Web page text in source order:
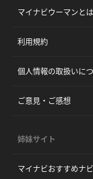
マイナビウーマンとは
利用規約
個人情報の取扱いに
ご意見・ご感想
姉妹サイト
マイナビおすすめナビ